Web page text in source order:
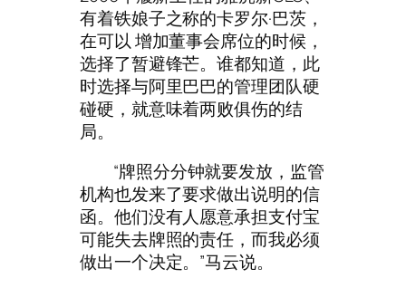
有着铁娘子之称的卡罗尔·巴茨，
在可以 增加董事会席位的时候，
选择了暂避锋芒。谁都知道，此
时选择与阿里巴巴的管理团队硬
碰硬，就意味着两败俱伤的结
局。
“牌照分分钟就要发放，监管
机构也发来了要求做出说明的信
函。他们没有人愿意承担支付宝
可能失去牌照的责任，而我必须
做出一个决定。”马云说。